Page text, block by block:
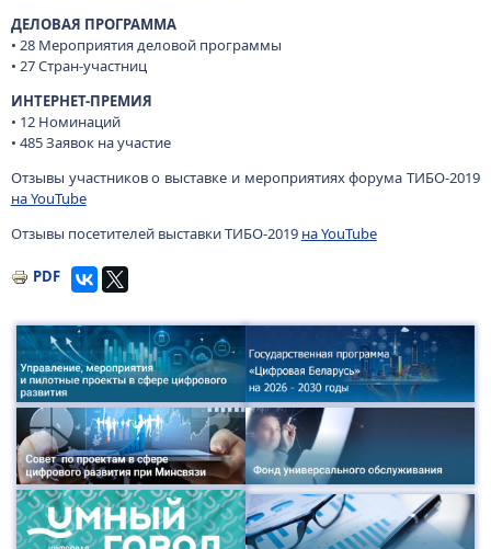
ДЕЛОВАЯ ПРОГРАММА
• 28 Мероприятия деловой программы
• 27 Стран-участниц
ИНТЕРНЕТ-ПРЕМИЯ
• 12 Номинаций
• 485 Заявок на участие
Отзывы участников о выставке и мероприятиях форума ТИБО-2019
на YouTube
Отзывы посетителей выставки ТИБО-2019 на YouTube
PDF